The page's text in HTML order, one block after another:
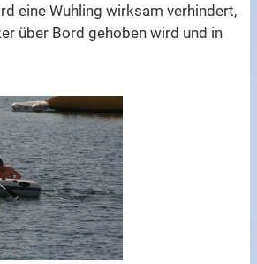
eine Wuhling wirksam verhindert,
über Bord gehoben wird und in